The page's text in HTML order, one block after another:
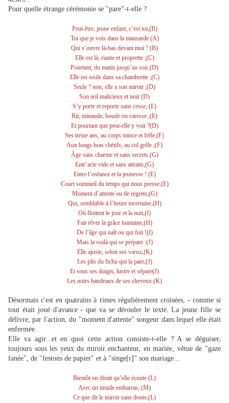
Pour quelle étrange cérémonie se "pare"-t-elle ?
Peut-être, jeune enfant, c’est toi,(B)
Toi que je vois dans la mansarde (A)
Qui s’ouvre là-bas devant moi ? (B)
Elle est là, riante et proprette ;(C)
Pourtant, du matin jusqu’au soir,(D)
Elle est seule dans sa chambrette ;(C)
Seule ? non, elle a son miroir ;(D)
Son œil malicieux et noir (D)
S’y porte et reporte sans cesse, (E)
Rit, minaude, boude ou caresse ;(E)
Et pourtant que peut-elle y voir ?(D)
Ses treize ans, au corps mince et frêle,(F)
Aux longs bras chétifs, au col grêle ;(F)
Âge sans charme et sans secrets,(G)
Entr’acte vide et sans attraits,(G)
Entre l’enfance et la jeunesse ! (E)
Court sommeil du temps qui nous presse,(E)
Moment d’attente ou de regrets,(G)
Qui, semblable à l’heure incertaine,(H)
Où flottent le jour et la nuit,(I)
Fait rêver la grâce lointaine,(H)
De l’âge qui naît ou qui fuit !(I)
Mais la voilà qui se prépare :(J)
Elle ajuste, selon ses vœux,(K)
Les plis du fichu qui la pare,(J)
Et sous ses doigts, lustre et sépare(J)
Les noirs bandeaux de ses cheveux.(K)
Désormais c'est enquatrains à rimes régulièrement croisées, - comme si
tout était joué d'avance - que va se dérouler le texte. La jeune fille se
délivre, par l'action, du "moment d'attente" songeur dans lequel elle était
enfermée.
Elle va agir...et en quoi cette action consiste-t-elle ? A se déguiser,
toujours sous les yeux du miroir enchanteur, en mariée, vêtue de "gaze
fanée", de "festons de papier" et à "singe[r]" son mariage...
Bientôt on dirait qu’elle écoute (L)
Avec un timide embarras, (M)
Ce que dit le miroir sans doute,(L)